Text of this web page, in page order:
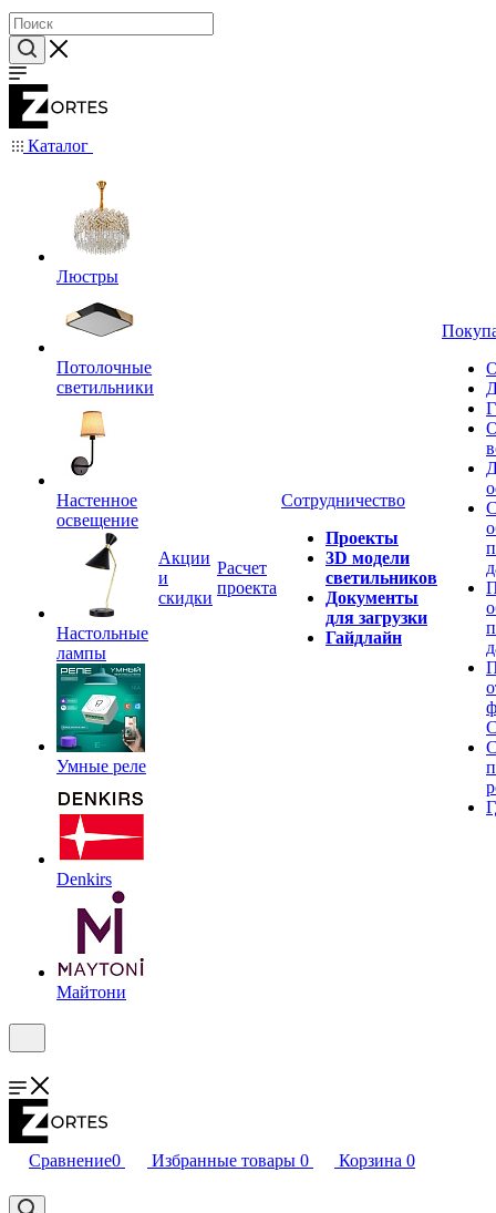
Каталог
Люстры
Потолочные
светильники
Настенное
освещение
Настольные
лампы
Умные реле
Denkirs
Майтони
Акции
и
скидки
Расчет
проекта
Сотрудничество
Проекты
3D модели
светильников
Документы
для загрузки
Гайдлайн
Сравнение0 Избранные товары 0 Корзина 0